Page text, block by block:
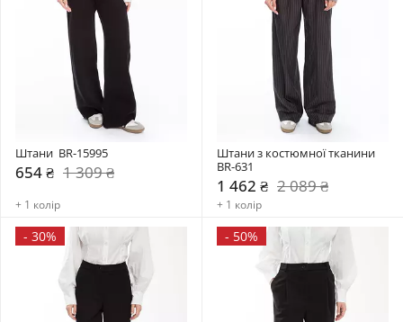
Штани  BR-15995
654 ₴ 1 309 ₴
+ 1 колір
Штани з костюмної тканини
BR-631
1 462 ₴ 2 089 ₴
+ 1 колір
- 30% - 50%